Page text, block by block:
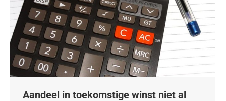
Aandeel in toekomstige winst niet al